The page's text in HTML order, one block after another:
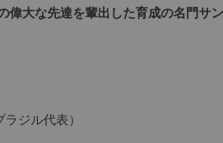
偉大な先達を輩出した育成の名門サ
ジル代表）